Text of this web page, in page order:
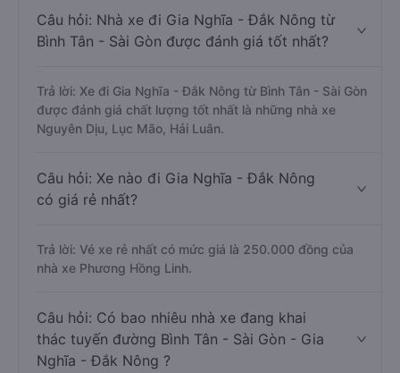
Câu hỏi: Nhà xe đi Gia Nghĩa - Đắk Nông từ
Bình Tân - Sài Gòn được đánh giá tốt nhất?
Trả lời: Xe đi Gia Nghĩa - Đắk Nông từ Bình Tân - Sài Gòn
được đánh giá chất lượng tốt nhất là những nhà xe
Nguyên Dịu, Lục Mão, Hải Luân.
Câu hỏi: Xe nào đi Gia Nghĩa - Đắk Nông
có giá rẻ nhất?
Trả lời: Vé xe rẻ nhất có mức giá là 250.000 đồng của
nhà xe Phương Hồng Linh.
Câu hỏi: Có bao nhiêu nhà xe đang khai
thác tuyến đường Bình Tân - Sài Gòn - Gia
Nghĩa - Đắk Nông ?